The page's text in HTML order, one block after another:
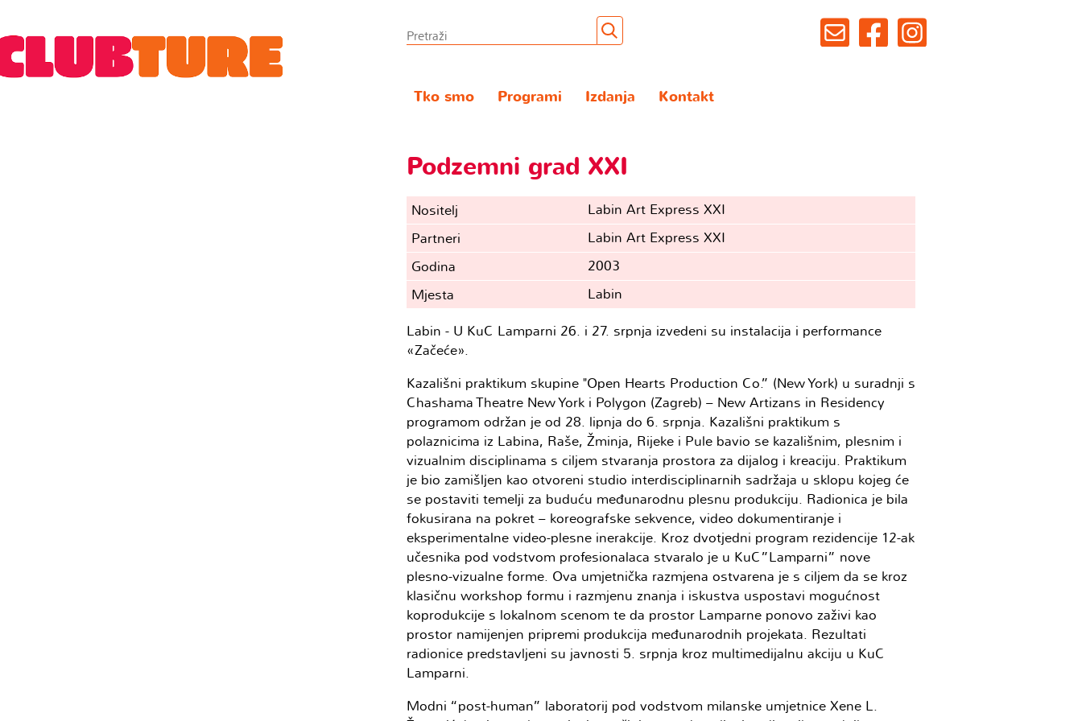
Tko smo Programi Izdanja Kontakt
Podzemni grad XXI
Nositelj
Labin Art Express XXI
Partneri
Labin Art Express XXI
Godina
2003
Mjesta
Labin
Labin - U KuC Lamparni 26. i 27. srpnja izvedeni su instalacija i performance
«Začeće».
Kazališni praktikum skupine "Open Hearts Production Co.” (New York) u suradnji s
Chashama Theatre New York i Polygon (Zagreb) – New Artizans in Residency
programom održan je od 28. lipnja do 6. srpnja. Kazališni praktikum s
polaznicima iz Labina, Raše, Žminja, Rijeke i Pule bavio se kazališnim, plesnim i
vizualnim disciplinama s ciljem stvaranja prostora za dijalog i kreaciju. Praktikum
je bio zamišljen kao otvoreni studio interdisciplinarnih sadržaja u sklopu kojeg će
se postaviti temelji za buduću međunarodnu plesnu produkciju. Radionica je bila
fokusirana na pokret – koreografske sekvence, video dokumentiranje i
eksperimentalne video-plesne inerakcije. Kroz dvotjedni program rezidencije 12-ak
učesnika pod vodstvom profesionalaca stvaralo je u KuC”Lamparni” nove
plesno-vizualne forme. Ova umjetnička razmjena ostvarena je s ciljem da se kroz
klasičnu workshop formu i razmjenu znanja i iskustva uspostavi mogućnost
koprodukcije s lokalnom scenom te da prostor Lamparne ponovo zaživi kao
prostor namijenjen pripremi produkcija međunarodnih projekata. Rezultati
radionice predstavljeni su javnosti 5. srpnja kroz multimedijalnu akciju u KuC
Lamparni.
Modni “post-human” laboratorij pod vodstvom milanske umjetnice Xene L.